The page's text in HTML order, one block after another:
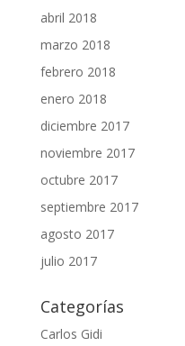
abril 2018
marzo 2018
febrero 2018
enero 2018
diciembre 2017
noviembre 2017
octubre 2017
septiembre 2017
agosto 2017
julio 2017
Categorías
Carlos Gidi